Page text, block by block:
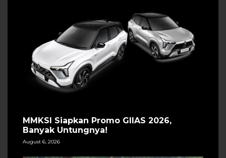
MMKSI Siapkan Promo GIIAS 2026,
Banyak Untungnya!
August 6, 2026